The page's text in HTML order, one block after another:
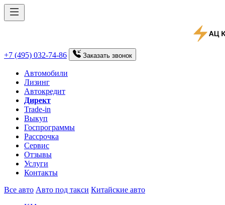
+7 (495) 032-74-86 Заказать звонок
Автомобили
Лизинг
Автокредит
Директ
Trade-in
Выкуп
Госпрограммы
Рассрочка
Сервис
Отзывы
Услуги
Контакты
Все авто Авто под такси Китайские авто